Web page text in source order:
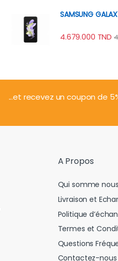
SAMSUNG
4.679.000 TND
...et recevez un coupon de
A Propos
Qui somme nous
Livraison et
Politique
Termes et
Questions
Contactez-nous